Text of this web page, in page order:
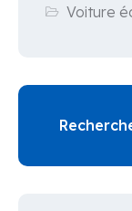
Voiture